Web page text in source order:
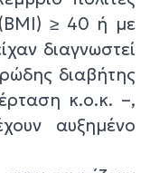
≥ 40 ή με
διαγνωστεί
διαβήτης
κ.ο.κ. –,
αυξημένο